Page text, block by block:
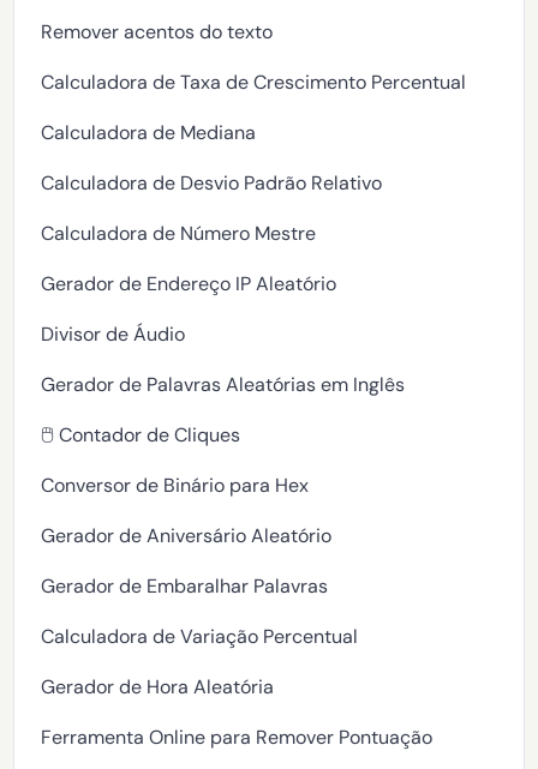
Remover acentos do texto
Calculadora de Taxa de Crescimento Percentual
Calculadora de Mediana
Calculadora de Desvio Padrão Relativo
Calculadora de Número Mestre
Gerador de Endereço IP Aleatório
Divisor de Áudio
Gerador de Palavras Aleatórias em Inglês
🖱️ Contador de Cliques
Conversor de Binário para Hex
Gerador de Aniversário Aleatório
Gerador de Embaralhar Palavras
Calculadora de Variação Percentual
Gerador de Hora Aleatória
Ferramenta Online para Remover Pontuação